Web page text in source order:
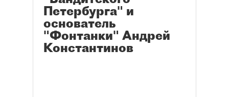
Петербурга" и
основатель
"Фонтанки" Андрей
Константинов